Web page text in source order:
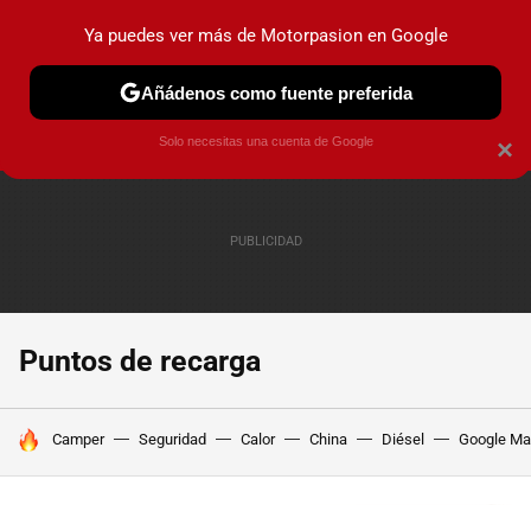
PRUEBAS COCHES ELÉCTRICOS OBSERVATORIO
Puntos de recarga
HOY SE HABLA DE
Camper Seguridad Calor China Diésel Google
×
Ya puedes ver más de Motorpasion en Google
Añádenos como fuente preferida
Solo necesitas una cuenta de Google